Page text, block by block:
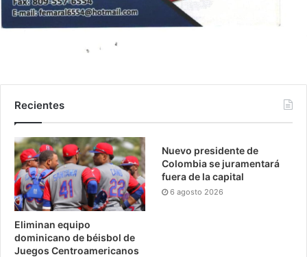
Recientes
Eliminan equipo
dominicano de béisbol de
Juegos Centroamericanos
Nuevo presidente de
Colombia se juramentará
fuera de la capital
6 agosto 2026